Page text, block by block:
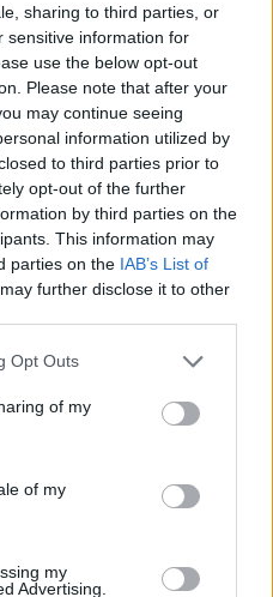
sharing to third parties, or
sensitive information for
use the below opt-out
Please note that after your
may continue seeing
information utilized by
to third parties prior to
opt-out of the further
by third parties on the
This information may
parties on the IAB’s List of
further disclose it to other
uses one or more Google
behaviour. You may click to
and its third-party tags to
purposes in below Google
Opt Outs
of my
of my
my
Advertising.
hogy Irán
tűrhetetlen
ki Nazanin
legerőteljesebb
az iráni
hogy
Nazanin Zaghari-
folytatódó
t a brit
diplomáciai
magasabb szintű
egyszerű konzuli
nemzetközi jogi